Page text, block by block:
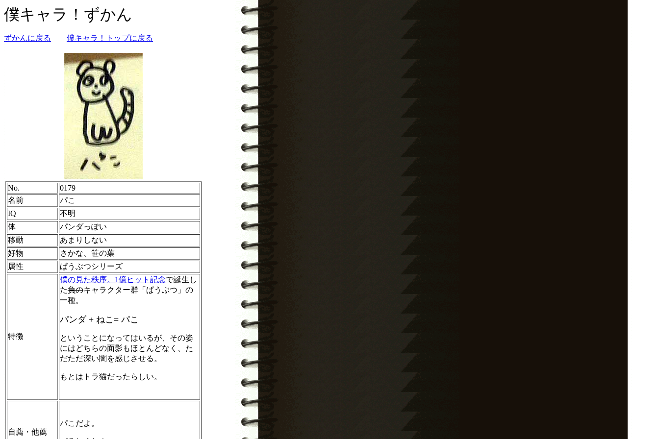
僕キャラ！ずかん
ずかんに戻る 僕キャラ！トップに戻る
No.
0179
名前
パこ
IQ
不明
体
パンダっぽい
移動
あまりしない
好物
さかな、笹の葉
属性
ぱうぶつシリーズ
特徴
僕の見た秩序。1億ヒット記念で誕生し
た負のキャラクター群「ぱうぶつ」の
一種。
パンダ + ねこ= パこ
ということになってはいるが、その姿
にはどちらの面影もほとんどなく、た
だただ深い闇を感じさせる。
もとはトラ猫だったらしい。
自薦・他薦
パこだよ。